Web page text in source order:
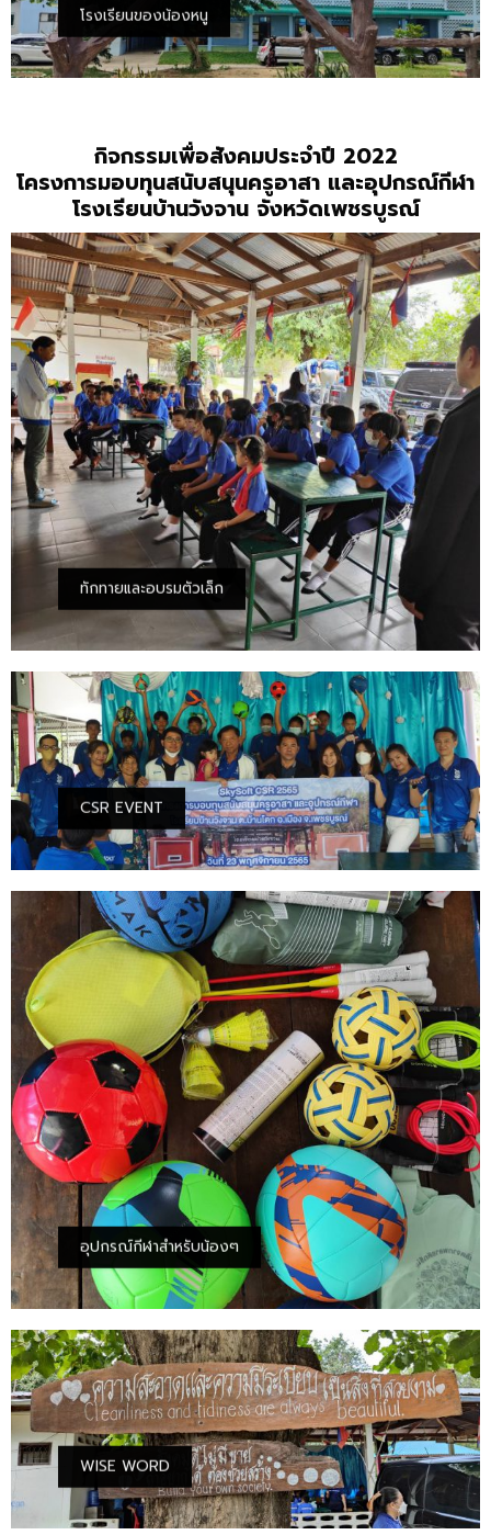
โรงเรียนของน้องหนู
กิจกรรมเพื่อสังคมประจำปี 2022
โครงการมอบทุนสนับสนุนครูอาสา และอุปกรณ์กีฬา
โรงเรียนบ้านวังจาน จังหวัดเพชรบูรณ์
ทักทายและอบรมตัวเล็ก
CSR EVENT
อุปกรณ์กีฬาสำหรับน้องๆ
WISE WORD